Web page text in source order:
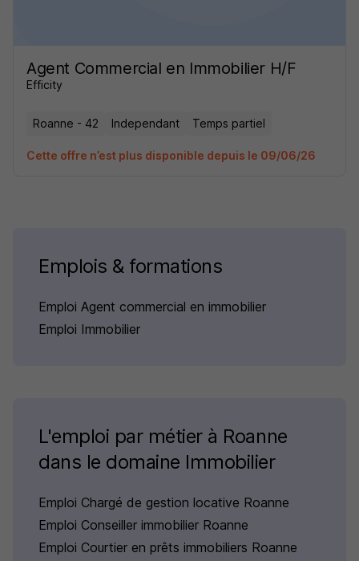
Agent Commercial en Immobilier H/F
Efficity
Roanne - 42 Independant Temps partiel
Cette offre n’est plus disponible depuis le 09/06/26
Emplois & formations
Emploi Agent commercial en immobilier
Emploi Immobilier
L'emploi par métier à Roanne
dans le domaine Immobilier
Emploi Chargé de gestion locative Roanne
Emploi Conseiller immobilier Roanne
Emploi Courtier en prêts immobiliers Roanne